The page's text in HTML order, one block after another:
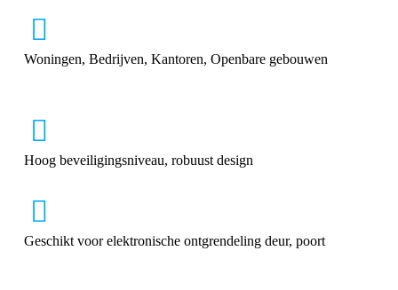
Woningen, Bedrijven, Kantoren, Openbare gebouwen
Hoog beveiligingsniveau, robuust design
Geschikt voor elektronische ontgrendeling deur, poort